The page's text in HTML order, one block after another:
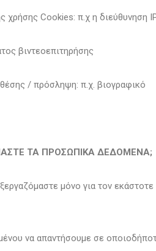
χρήσης Cookies: π.χ η διεύθυνηση
βιντεοεπιτηρήσης
/ πρόσληψη: π.χ. βιογραφικό
ΤΑ ΠΡΟΣΩΠΙΚΑ ΔΕΔΟΜΕΝΑ;
μόνο για τον εκάστοτε
να απαντήσουμε σε